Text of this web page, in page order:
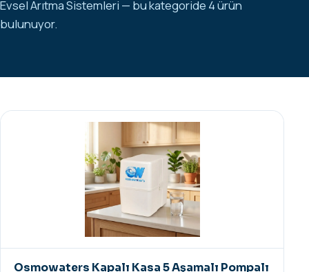
Evsel Arıtma Sistemleri — bu kategoride 4 ürün
bulunuyor.
Osmowaters Kapalı Kasa 5 Aşamalı Pompalı